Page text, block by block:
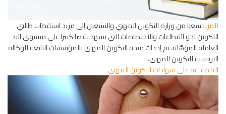
للمزيدسعيا من وزارة التكوين المهني والتشغيل إلى مزيد استقطاب طالبي
التكوين نحو القطاعات والاختصاصات التي تشهد نقصا كبيرا على مستوى اليد
العاملة المؤهّلة، تم إحداث منحة التكوين المهني بالمؤسسات التابعة للوكالة
التونسية للتكوين المهني.
المصادقة على شهادات التكوين المهني